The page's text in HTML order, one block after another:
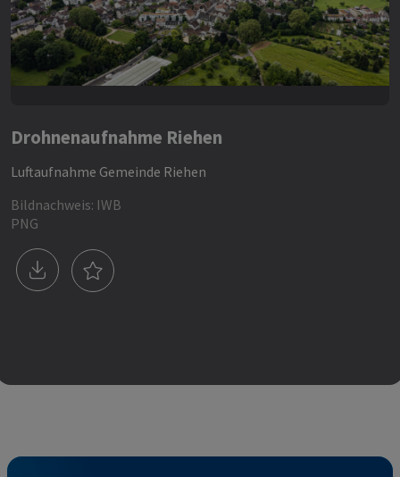
Drohnenaufnahme Riehen
Luftaufnahme Gemeinde Riehen
Bildnachweis: IWB
PNG
Download Bild Drohnenaufnahme Riehen